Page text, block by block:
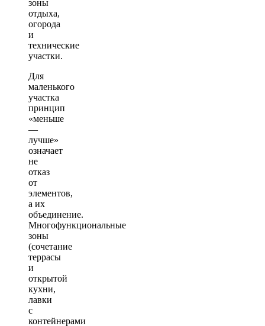
зоны
отдыха,
огорода
и
технические
участки.
Для
маленького
участка
принцип
«меньше
—
лучше»
означает
не
отказ
от
элементов,
а их
объединение.
Многофункциональные
зоны
(сочетание
террасы
и
открытой
кухни,
лавки
с
контейнерами